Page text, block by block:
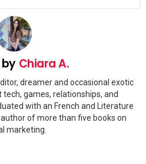
Chiara A.
dreamer and occasional exotic
games, relationships, and
with an French and Literature
of more than five books on
marketing.